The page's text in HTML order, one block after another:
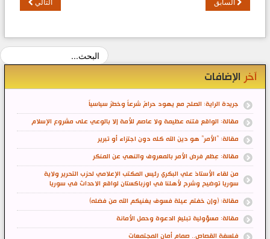
السابق التالي
آخر الإضافات
جريدة الراية: الصلح مع يهود حرامٌ شرعاً وخطرٌ سياسياً
مقالة: الواقع فتنه عظيمة ولا عاصم للأمة إلا بالوعي على مشروع الإسلام
مقالة: "الأمر" هو دين الله كله دون اجتزاء أو تبرير
مقالة: عِظم فرض الأمر بالمعروف والنهي عن المنكر
من لقاء الأستاذ علي البكري رئيس المكتب الإعلامي لحزب التحرير ولاية
سوريا توضيح وشرح لأهلنا في اوزباكستان لواقع الاحداث في سوريا
مقالة: (وإن خفتم عيلة فسوف يغنيكم الله من فضله)
مقالة: مسؤولية تبليغ الدعوة وحمل الأمانة
فلسفة القصاص.. صمام أمان المجتمعات